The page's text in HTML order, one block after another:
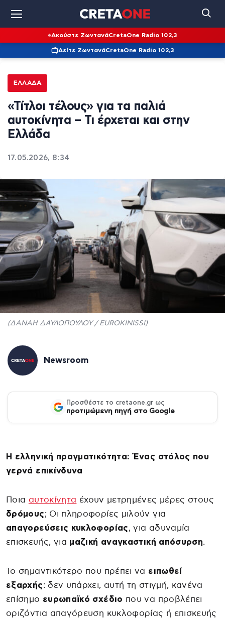
Ακούστε ΖωντανάCretaOne Radio 102,3
Δείτε ΖωντανάCretaOne Radio 102,3
ΕΛΛΆΔΑ
«Τίτλοι τέλους» για τα παλιά
αυτοκίνητα – Τι έρχεται και στην
Ελλάδα
17.05.2026, 8:34
(ΔΑΝΑΗ ΔΑΥΛΟΠΟΥΛΟΥ / EUROKINISSI)
Newsroom
Προσθέστε το cretaone.gr ως
προτιμώμενη πηγή στο Google
Η ελληνική πραγματικότητα: Ένας στόλος που
γερνά επικίνδυνα
Ποια αυτοκίνητα έχουν μετρημένες μέρες στους
δρόμους; Οι πληροφορίες μιλούν για
απαγορεύσεις κυκλοφορίας, για αδυναμία
επισκευής, για μαζική αναγκαστική απόσυρση.
Το σημαντικότερο που πρέπει να ειπωθεί
εξαρχής: δεν υπάρχει, αυτή τη στιγμή, κανένα
επίσημο ευρωπαϊκό σχέδιο που να προβλέπει
οριζόντια απαγόρευση κυκλοφορίας ή επισκευής